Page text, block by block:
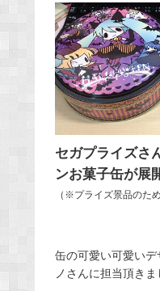
o
k
セガプライズさ
ンお菓子缶が展
（※プライズ景品のた
缶の可愛い可愛い
ノさんに担当頂きま